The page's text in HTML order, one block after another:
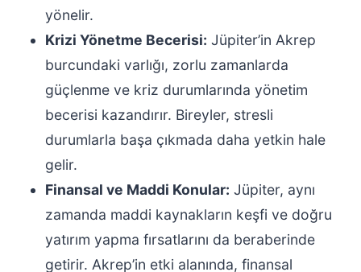
yönelir.
Krizi Yönetme Becerisi: Jüpiter’in Akrep
burcundaki varlığı, zorlu zamanlarda
güçlenme ve kriz durumlarında yönetim
becerisi kazandırır. Bireyler, stresli
durumlarla başa çıkmada daha yetkin hale
gelir.
Finansal ve Maddi Konular: Jüpiter, aynı
zamanda maddi kaynakların keşfi ve doğru
yatırım yapma fırsatlarını da beraberinde
getirir. Akrep’in etki alanında, finansal